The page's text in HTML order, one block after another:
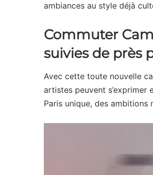
ambiances au style déjà
Commuter
suivies de près
Avec cette toute nouvelle
artistes peuvent
Paris unique, des ambitions